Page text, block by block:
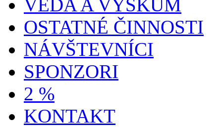
VEDA A VÝSKUM
OSTATNÉ ČINNOSTI
NÁVŠTEVNÍCI
SPONZORI
2 %
KONTAKT